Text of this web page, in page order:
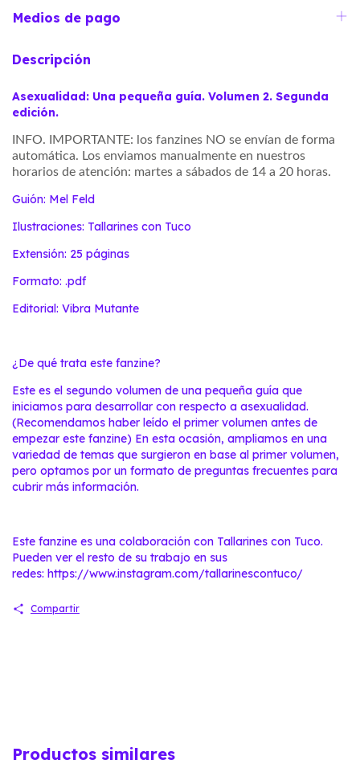
Medios de pago
Descripción
Asexualidad: Una pequeña guía. Volumen 2. Segunda
edición.
INFO. IMPORTANTE: los fanzines NO se envían de forma
automática. Los enviamos manualmente en nuestros
horarios de atención: martes a sábados de 14 a 20 horas.
Guión: Mel Feld
Ilustraciones: Tallarines con Tuco
Extensión: 25 páginas
Formato: .pdf
Editorial: Vibra Mutante
¿De qué trata este fanzine?
Este es el segundo volumen de una pequeña guía que
iniciamos para desarrollar con respecto a asexualidad.
(Recomendamos haber leído el primer volumen antes de
empezar este fanzine) En esta ocasión, ampliamos en una
variedad de temas que surgieron en base al primer volumen,
pero optamos por un formato de preguntas frecuentes para
cubrir más información.
Este fanzine es una colaboración con Tallarines con Tuco.
Pueden ver el resto de su trabajo en sus
redes: https://www.instagram.com/tallarinescontuco/
Compartir
Productos similares